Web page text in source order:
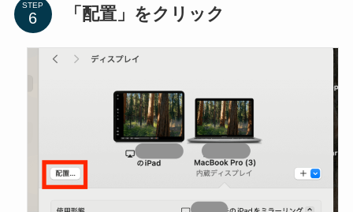
STEP 「配置」をクリック